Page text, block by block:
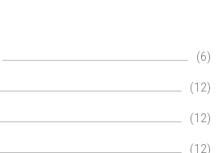
(6)
(12)
(12)
(12)